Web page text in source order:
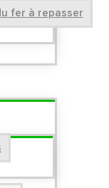
fer à repasser